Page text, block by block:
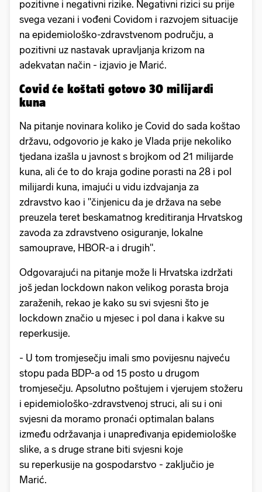
pozitivne i negativni rizike. Negativni rizici su prije
svega vezani i vođeni Covidom i razvojem situacije
na epidemiološko-zdravstvenom području, a
pozitivni uz nastavak upravljanja krizom na
adekvatan način - izjavio je Marić.
Covid će koštati gotovo 30 milijardi
kuna
Na pitanje novinara koliko je Covid do sada koštao
državu, odgovorio je kako je Vlada prije nekoliko
tjedana izašla u javnost s brojkom od 21 milijarde
kuna, ali će to do kraja godine porasti na 28 i pol
milijardi kuna, imajući u vidu izdvajanja za
zdravstvo kao i "činjenicu da je država na sebe
preuzela teret beskamatnog kreditiranja Hrvatskog
zavoda za zdravstveno osiguranje, lokalne
samouprave, HBOR-a i drugih".
Odgovarajući na pitanje može li Hrvatska izdržati
još jedan lockdown nakon velikog porasta broja
zaraženih, rekao je kako su svi svjesni što je
lockdown značio u mjesec i pol dana i kakve su
reperkusije.
- U tom tromjesečju imali smo povijesnu najveću
stopu pada BDP-a od 15 posto u drugom
tromjesečju. Apsolutno poštujem i vjerujem stožeru
i epidemiološko-zdravstvenoj struci, ali su i oni
svjesni da moramo pronaći optimalan balans
između održavanja i unapređivanja epidemiološke
slike, a s druge strane biti svjesni koje
su reperkusije na gospodarstvo - zaključio je
Marić.